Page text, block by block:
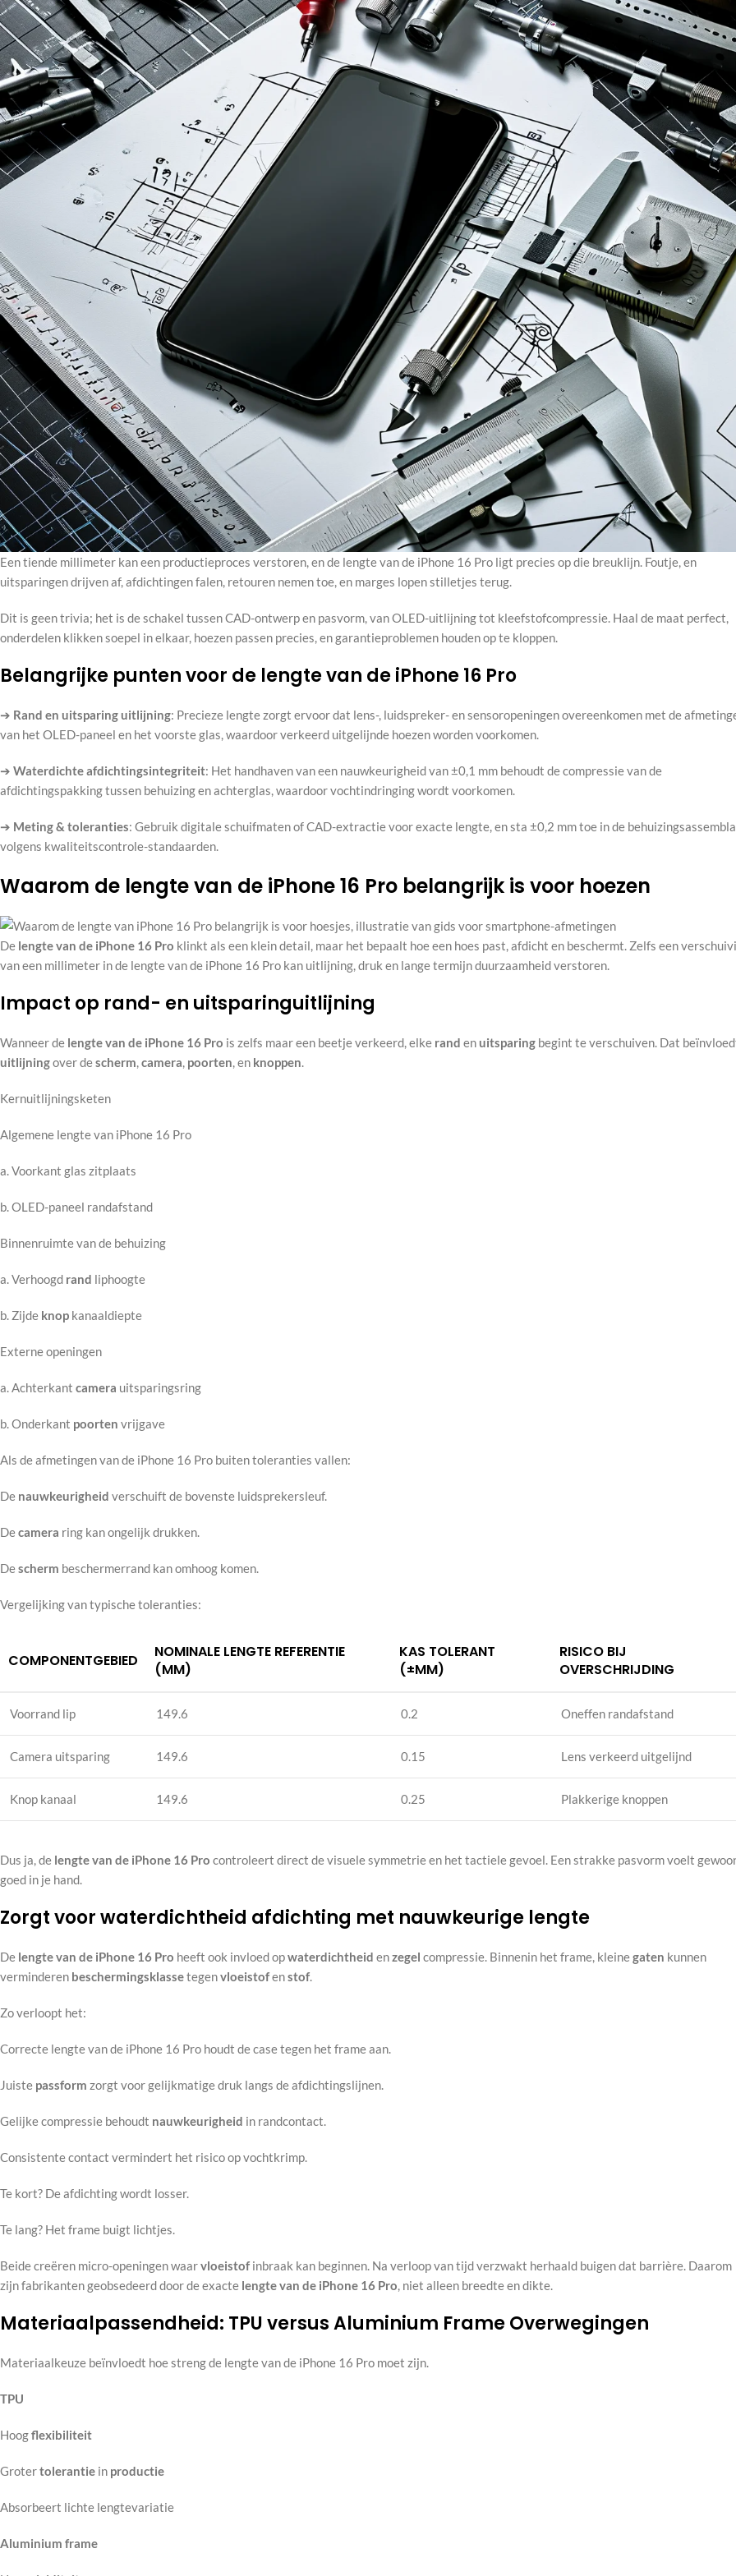
Een tiende millimeter kan een productieproces verstoren, en de lengte van de iPhone 16 Pro ligt precies op die breuklijn. Foutje, en
uitsparingen drijven af, afdichtingen falen, retouren nemen toe, en marges lopen stilletjes terug.
Dit is geen trivia; het is de schakel tussen CAD-ontwerp en pasvorm, van OLED-uitlijning tot kleefstofcompressie. Haal de maat perfect,
onderdelen klikken soepel in elkaar, hoezen passen precies, en garantieproblemen houden op te kloppen.
Belangrijke punten voor de lengte van de iPhone 16 Pro
➔ Rand en uitsparing uitlijning: Precieze lengte zorgt ervoor dat lens-, luidspreker- en sensoropeningen overeenkomen met de
van het OLED-paneel en het voorste glas, waardoor verkeerd uitgelijnde hoezen worden voorkomen.
➔ Waterdichte afdichtingsintegriteit: Het handhaven van een nauwkeurigheid van ±0,1 mm behoudt de compressie van de
afdichtingspakking tussen behuizing en achterglas, waardoor vochtindringing wordt voorkomen.
➔ Meting & toleranties: Gebruik digitale schuifmaten of CAD-extractie voor exacte lengte, en sta ±0,2 mm toe in de
volgens kwaliteitscontrole-standaarden.
Waarom de lengte van de iPhone 16 Pro belangrijk is voor hoezen
De lengte van de iPhone 16 Pro klinkt als een klein detail, maar het bepaalt hoe een hoes past, afdicht en beschermt. Zelfs een
van een millimeter in de lengte van de iPhone 16 Pro kan uitlijning, druk en lange termijn duurzaamheid verstoren.
Impact op rand- en uitsparinguitlijning
Wanneer de lengte van de iPhone 16 Pro is zelfs maar een beetje verkeerd, elke rand enuitsparing begint te verschuiven. Dat
uitlijningover descherm,camera, poorten, en knoppen.
Kernuitlijningsketen
Algemene lengte van iPhone 16 Pro
a. Voorkant glas zitplaats
b. OLED-paneel randafstand
Binnenruimte van de behuizing
a. Verhoogd rand liphoogte
b. Zijde knop kanaaldiepte
Externe openingen
a. Achterkant camera uitsparingsring
b. Onderkant poorten vrijgave
Als de afmetingen van de iPhone 16 Pro buiten toleranties vallen:
De nauwkeurigheid verschuift de bovenste luidsprekersleuf.
Decamera ring kan ongelijk drukken.
Descherm beschermerrand kan omhoog komen.
Vergelijking van typische toleranties:
COMPONENTGEBIED
NOMINALE LENGTE REFERENTIE
(MM)
KAS TOLERANT
(±MM)
RISICO BIJ
OVERSCHRIJDING
Voorrand lip 149.6 0.2 Oneffen randafstand
Camera uitsparing 149.6 0.15 Lens verkeerd uitgelijnd
Knop kanaal 149.6 0.25 Plakkerige knoppen
Dus ja, de lengte van de iPhone 16 Pro controleert direct de visuele symmetrie en het tactiele gevoel. Een strakke pasvorm voelt
goed in je hand.
Zorgt voor waterdichtheid afdichting met nauwkeurige lengte
De lengte van de iPhone 16 Pro heeft ook invloed opwaterdichtheid enzegel compressie. Binnenin het frame, kleinegaten kunnen
verminderen beschermingsklassetegenvloeistofenstof.
Zo verloopt het:
Correcte lengte van de iPhone 16 Pro houdt de case tegen het frame aan.
Juiste passform zorgt voor gelijkmatige druk langs de afdichtingslijnen.
Gelijke compressie behoudt nauwkeurigheid in randcontact.
Consistente contact vermindert het risico op vochtkrimp.
Te kort? De afdichting wordt losser.
Te lang? Het frame buigt lichtjes.
Beide creëren micro-openingen waarvloeistof inbraak kan beginnen. Na verloop van tijd verzwakt herhaald buigen dat barrière. Daarom
zijn fabrikanten geobsedeerd door de exacte lengte van de iPhone 16 Pro, niet alleen breedte en dikte.
Materiaalpassendheid: TPU versus Aluminium Frame Overwegingen
Materiaalkeuze beïnvloedt hoe streng de lengte van de iPhone 16 Pro moet zijn.
TPU
Hoogflexibiliteit
Grotertolerantie in productie
Absorbeert lichte lengtevariatie
Aluminium frame